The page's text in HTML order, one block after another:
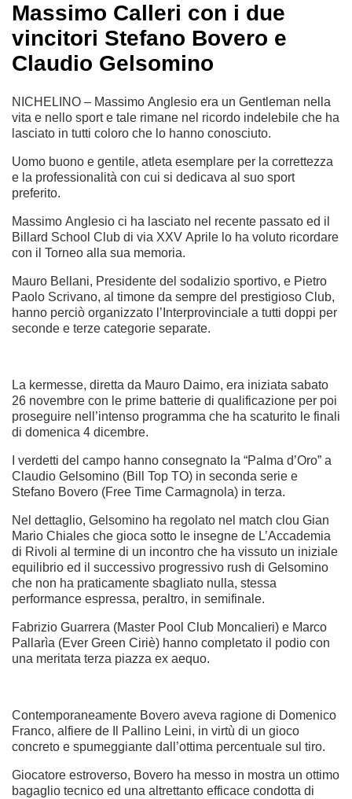
Massimo Calleri con i due
vincitori Stefano Bovero e
Claudio Gelsomino
NICHELINO – Massimo Anglesio era un Gentleman nella
vita e nello sport e tale rimane nel ricordo indelebile che ha
lasciato in tutti coloro che lo hanno conosciuto.
Uomo buono e gentile, atleta esemplare per la correttezza
e la professionalità con cui si dedicava al suo sport
preferito.
Massimo Anglesio ci ha lasciato nel recente passato ed il
Billard School Club di via XXV Aprile lo ha voluto ricordare
con il Torneo alla sua memoria.
Mauro Bellani, Presidente del sodalizio sportivo, e Pietro
Paolo Scrivano, al timone da sempre del prestigioso Club,
hanno perciò organizzato l’Interprovinciale a tutti doppi per
seconde e terze categorie separate.
La kermesse, diretta da Mauro Daimo, era iniziata sabato
26 novembre con le prime batterie di qualificazione per poi
proseguire nell’intenso programma che ha scaturito le finali
di domenica 4 dicembre.
I verdetti del campo hanno consegnato la “Palma d’Oro” a
Claudio Gelsomino (Bill Top TO) in seconda serie e
Stefano Bovero (Free Time Carmagnola) in terza.
Nel dettaglio, Gelsomino ha regolato nel match clou Gian
Mario Chiales che gioca sotto le insegne de L’Accademia
di Rivoli al termine di un incontro che ha vissuto un iniziale
equilibrio ed il successivo progressivo rush di Gelsomino
che non ha praticamente sbagliato nulla, stessa
performance espressa, peraltro, in semifinale.
Fabrizio Guarrera (Master Pool Club Moncalieri) e Marco
Pallarìa (Ever Green Ciriè) hanno completato il podio con
una meritata terza piazza ex aequo.
Contemporaneamente Bovero aveva ragione di Domenico
Franco, alfiere de Il Pallino Leini, in virtù di un gioco
concreto e spumeggiante dall’ottima percentuale sul tiro.
Giocatore estroverso, Bovero ha messo in mostra un ottimo
bagaglio tecnico ed una altrettanto efficace condotta di